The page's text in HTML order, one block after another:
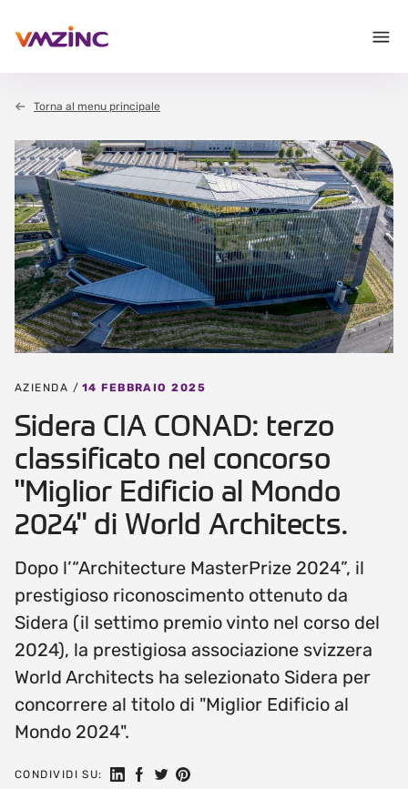
Torna al menu principale
AZIENDA / 14 FEBBRAIO 2025
Sidera CIA CONAD: terzo
classificato nel concorso
"Miglior Edificio al Mondo
2024" di World Architects.
Dopo l’“Architecture MasterPrize 2024”, il
prestigioso riconoscimento ottenuto da
Sidera (il settimo premio vinto nel corso del
2024), la prestigiosa associazione svizzera
World Architects ha selezionato Sidera per
concorrere al titolo di "Miglior Edificio al
Mondo 2024".
CONDIVIDI SU: Seguici su Linkedin
Condividi su Facebook
Condividi su Twitter
Condividi su Pinterest